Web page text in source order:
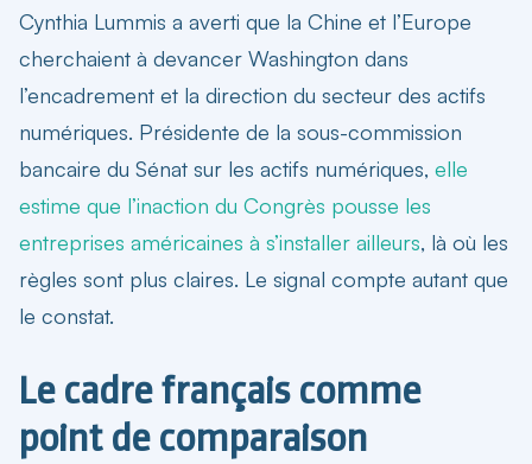
Cynthia Lummis a averti que la Chine et l’Europe
cherchaient à devancer Washington dans
l’encadrement et la direction du secteur des actifs
numériques. Présidente de la sous-commission
bancaire du Sénat sur les actifs numériques, elle
estime que l’inaction du Congrès pousse les
entreprises américaines à s’installer ailleurs, là où les
règles sont plus claires. Le signal compte autant que
le constat.
Le cadre français comme
point de comparaison